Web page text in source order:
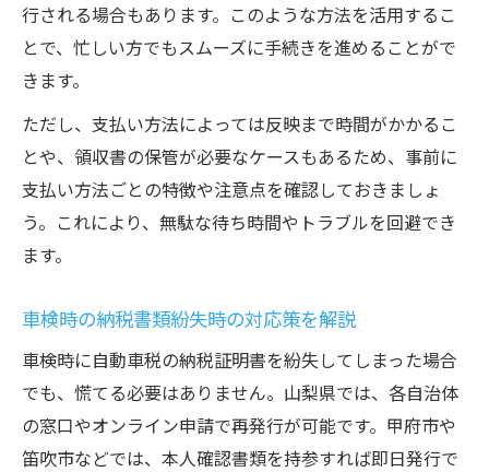
行される場合もあります。このような方法を活用するこ
とで、忙しい方でもスムーズに手続きを進めることがで
きます。
ただし、支払い方法によっては反映まで時間がかかるこ
とや、領収書の保管が必要なケースもあるため、事前に
支払い方法ごとの特徴や注意点を確認しておきましょ
う。これにより、無駄な待ち時間やトラブルを回避でき
ます。
車検時の納税書類紛失時の対応策を解説
車検時に自動車税の納税証明書を紛失してしまった場合
でも、慌てる必要はありません。山梨県では、各自治体
の窓口やオンライン申請で再発行が可能です。甲府市や
笛吹市などでは、本人確認書類を持参すれば即日発行で